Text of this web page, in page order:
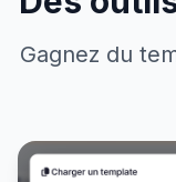
Gagnez du